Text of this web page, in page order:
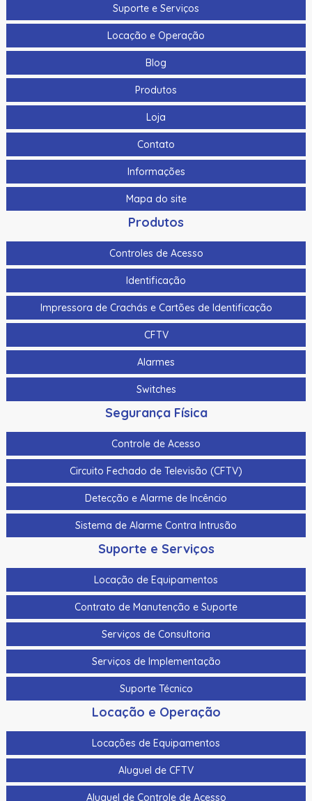
Suporte e Serviços
Locação e Operação
Blog
Produtos
Loja
Contato
Informações
Mapa do site
Produtos
Controles de Acesso
Identificação
Impressora de Crachás e Cartões de Identificação
CFTV
Alarmes
Switches
Segurança Física
Controle de Acesso
Circuito Fechado de Televisão (CFTV)
Detecção e Alarme de Incêncio
Sistema de Alarme Contra Intrusão
Suporte e Serviços
Locação de Equipamentos
Contrato de Manutenção e Suporte
Serviços de Consultoria
Serviços de Implementação
Suporte Técnico
Locação e Operação
Locações de Equipamentos
Aluguel de CFTV
Aluguel de Controle de Acesso